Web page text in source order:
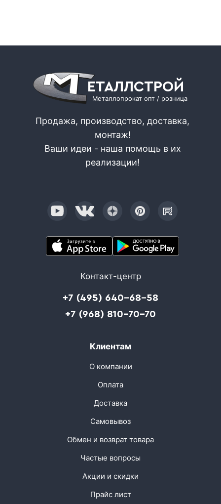
ЕТАЛЛСТРОЙ
Металлопрокат опт / розница
Продажа, производство, доставка,
монтаж!
Ваши идеи - наша помощь в их
реализации!
Контакт-центр
+7 (495) 640-68-58
+7 (968) 810-70-70
Клиентам
О компании
Оплата
Доставка
Самовывоз
Обмен и возврат товара
Частые вопросы
Акции и скидки
Прайс лист